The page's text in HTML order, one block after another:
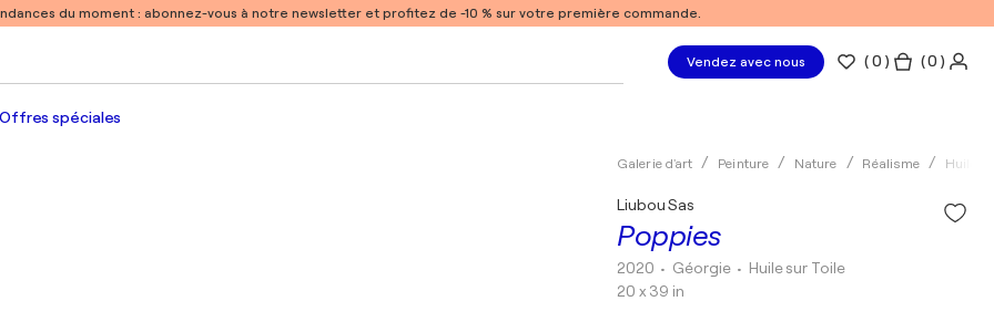
du moment : abonnez-vous à notre newsletter et profitez de -10 % sur votre première commande.
Vendez avec nous (0 ) ( 0 )
Offres spéciales
Galerie d'art Peinture Nature Réalisme Huile
Poppies
Liubou Sas
2020 • Géorgie • Huile sur Toile
20 x 39 in